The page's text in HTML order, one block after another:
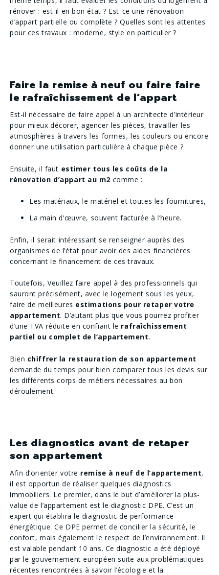
rénover : est-il en bon état ? Est-ce une rénovation
d’appart partielle ou complète ? Quelles sont les attentes
pour ces travaux : moderne, style en particulier ?
Faire la remise à neuf ou faire faire
le rafraîchissement de l’appart
Est-il nécessaire de faire appel à un architecte d’intérieur
pour mieux décorer, agencer les pièces, travailler les
atmosphères à travers les formes, les couleurs ou encore
donner une utilisation particulière à chaque pièce ?
Ensuite, il faut ​estimer tous les coûts​ de la
rénovation d’appart au m2 comme :
Les matériaux, le matériel et toutes les fournitures,
La main d’œuvre, souvent facturée à l’heure.
Enfin, il serait intéressant se renseigner auprès des
organismes de l’état pour avoir des aides financières
concernant le financement de ces travaux​.
Toutefois, Veuillez faire appel à des professionnels qui
sauront précisément, avec le logement sous les yeux,
faire de meilleures estimations pour retaper votre
appartement. D’autant plus que vous pourrez profiter
d’une TVA réduite en confiant le rafraîchissement
partiel ou complet de l’appartement.
Bien chiffrer la restauration de son appartement
demande du temps pour bien comparer tous les devis sur
les différents corps de métiers nécessaires au bon
déroulement.
Les diagnostics avant de retaper
son appartement
Afin d’orienter votre remise à neuf de l’appartement,
il est opportun de réaliser quelques diagnostics
immobiliers. Le premier, dans le but d’améliorer la plus-
value de l’appartement est le ​diagnostic DPE​. C’est un
expert qui établira le diagnostic de performance
énergétique. Ce DPE permet de concilier la sécurité, le
confort, mais également le respect de l’environnement. Il
est valable pendant 10 ans. Ce diagnostic a été déployé
par le gouvernement européen suite aux problématiques
récentes rencontrées à savoir l’écologie et la